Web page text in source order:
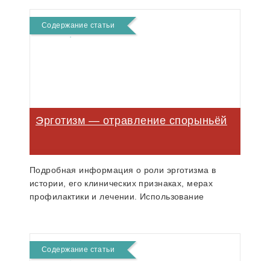
Содержание статьи
Эрготизм — отравление спорыньёй
Подробная информация о роли эрготизма в
истории, его клинических признаках, мерах
профилактики и лечении. Использование
Содержание статьи